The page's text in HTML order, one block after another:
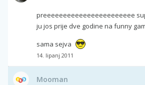
preeeeeeeeeeeeeeeeeeeeeee
ju jos prije dve godine na funny
sama sejva
14. lipanj 2011
Mooman